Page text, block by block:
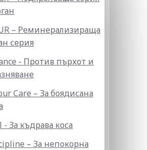
– Реминерализираща
серия
- Против пърхот и
Care – За боядисана
- За къдрава коса
– За непокорна